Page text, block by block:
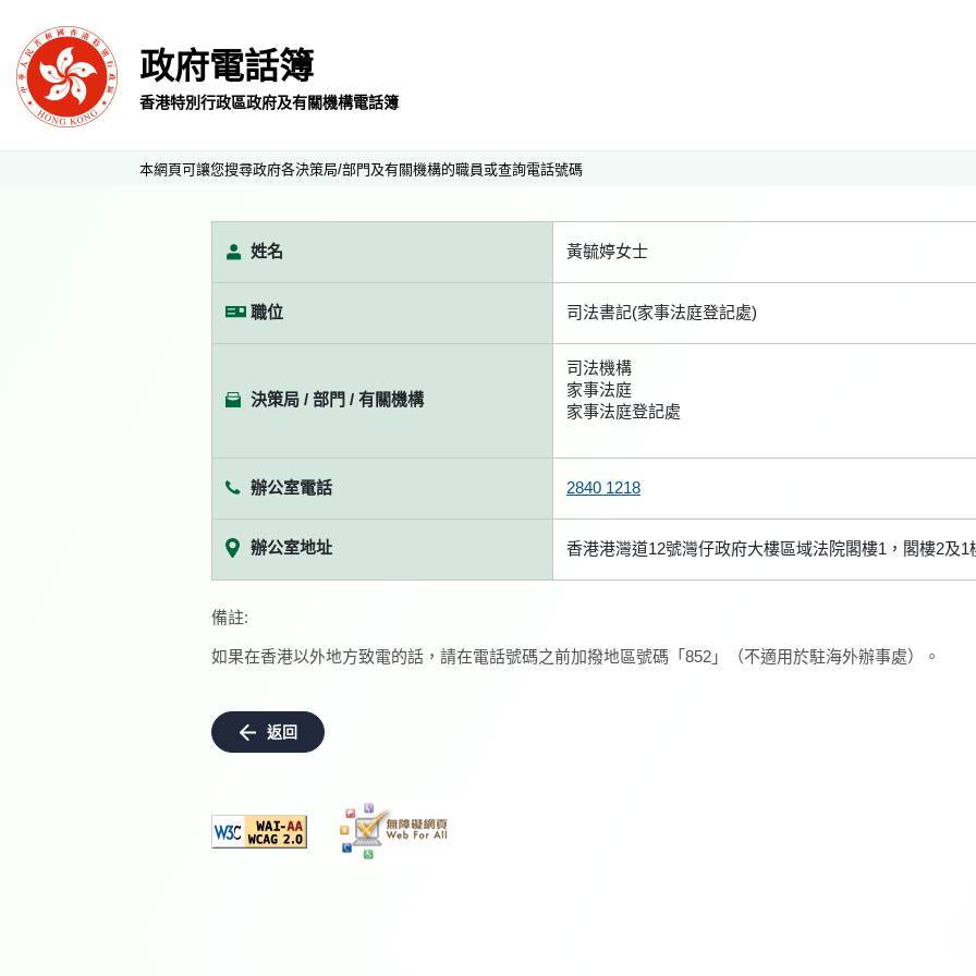
政府電話簿
香港特別行政區政府及有關機構電話簿
本網頁可讓您搜尋政府各決策局/部門及有關機構的職員或查詢電話號碼
姓名 黃毓婷女士
職位 司法書記(家事法庭登記處)
決策局 / 部門 / 有關機構
司法機構
家事法庭
家事法庭登記處
辦公室電話 2840 1218
辦公室地址 香港港灣道12號灣仔政府大樓區域法院閣樓1，閣樓2及1
備註:
如果在香港以外地方致電的話，請在電話號碼之前加撥地區號碼「852」（不適用於駐海外辦事處）。
返回